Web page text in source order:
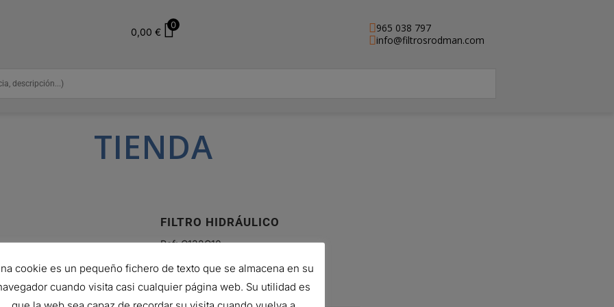
965 038 797
info@filtrosrodman.com
0,00 €
0
TIENDA
FILTRO HIDRÁULICO
Ref: C132G10
272,15€
Hay existencias
cookie es un pequeño fichero de texto que se almacena en su
cuando visita casi cualquier página web. Su utilidad es